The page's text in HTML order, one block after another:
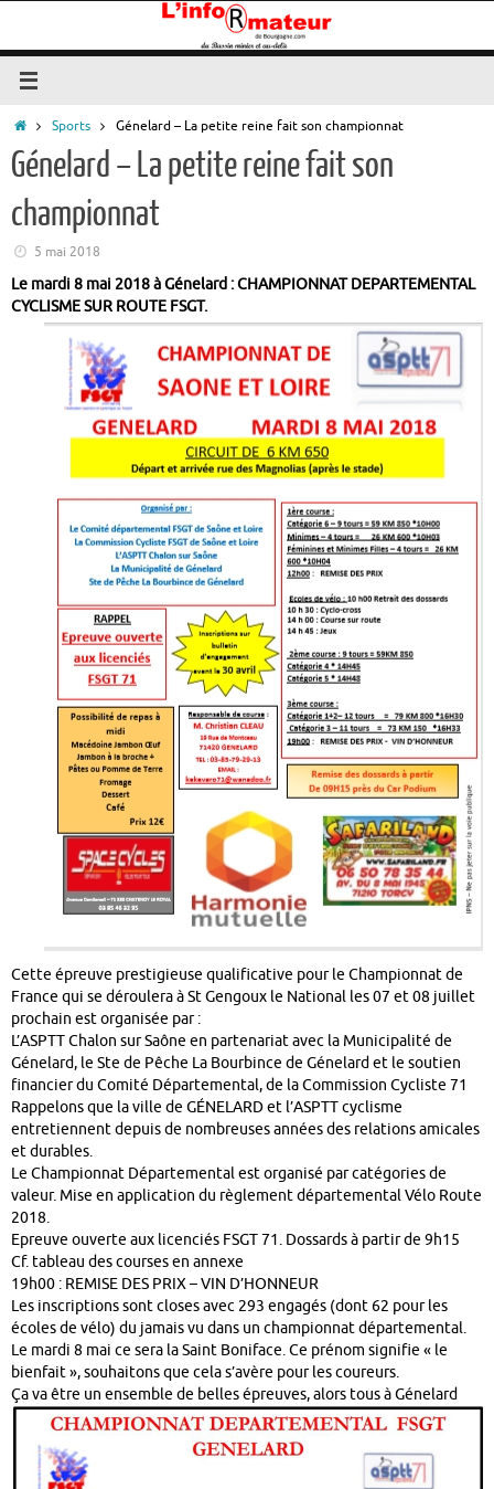
contenu
Accueil
Sports Génelard – La petite reine fait son championnat
Génelard – La petite reine fait son
championnat
5 mai 2018
Le mardi 8 mai 2018 à Génelard : CHAMPIONNAT DEPARTEMENTAL
CYCLISME SUR ROUTE FSGT.
Cette épreuve prestigieuse qualificative pour le Championnat de
France qui se déroulera à St Gengoux le National les 07 et 08 juillet
prochain est organisée par :
L’ASPTT Chalon sur Saône en partenariat avec la Municipalité de
Génelard, le Ste de Pêche La Bourbince de Génelard et le soutien
financier du Comité Départemental, de la Commission Cycliste 71
Rappelons que la ville de GÉNELARD et l’ASPTT cyclisme
entretiennent depuis de nombreuses années des relations amicales
et durables.
Le Championnat Départemental est organisé par catégories de
valeur. Mise en application du règlement départemental Vélo Route
2018.
Epreuve ouverte aux licenciés FSGT 71. Dossards à partir de 9h15
Cf. tableau des courses en annexe
19h00 : REMISE DES PRIX – VIN D’HONNEUR
Les inscriptions sont closes avec 293 engagés (dont 62 pour les
écoles de vélo) du jamais vu dans un championnat départemental.
Le mardi 8 mai ce sera la Saint Boniface. Ce prénom signifie « le
bienfait », souhaitons que cela s’avère pour les coureurs.
Ça va être un ensemble de belles épreuves, alors tous à Génelard